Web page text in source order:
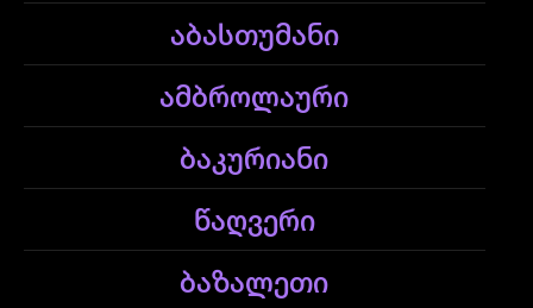
აბასთუმანი
ამბროლაური
ბაკურიანი
წაღვერი
ბაზალეთი